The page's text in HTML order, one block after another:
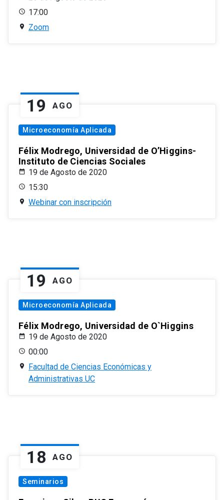
17:00
Zoom
19 AGO
Microeconomía Aplicada
Félix Modrego, Universidad de O’Higgins-
Instituto de Ciencias Sociales
19 de Agosto de 2020
15:30
Webinar con inscripción
19 AGO
Microeconomía Aplicada
Félix Modrego, Universidad de O`Higgins
19 de Agosto de 2020
00:00
Facultad de Ciencias Económicas y
Administrativas UC
18 AGO
Seminarios